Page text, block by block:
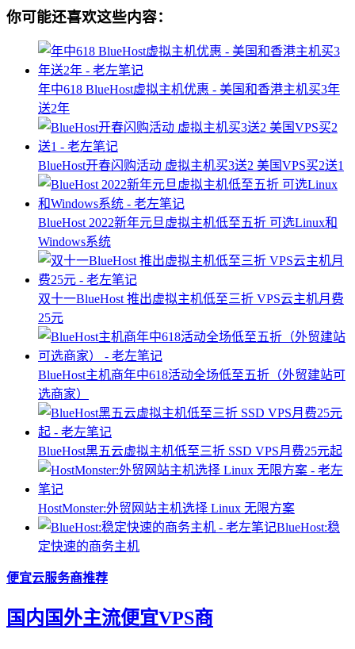
你可能还喜欢这些内容：
年中618 BlueHost虚拟主机优惠 - 美国和香港主机买3年
送2年
BlueHost开春闪购活动 虚拟主机买3送2 美国VPS买2送1
BlueHost 2022新年元旦虚拟主机低至五折 可选Linux和
Windows系统
双十一BlueHost 推出虚拟主机低至三折 VPS云主机月费
25元
BlueHost主机商年中618活动全场低至五折（外贸建站可
选商家）
BlueHost黑五云虚拟主机低至三折 SSD VPS月费25元起
HostMonster:外贸网站主机选择 Linux 无限方案
BlueHost:稳
定快速的商务主机
便宜云服务商推荐
国内国外主流便宜VPS商